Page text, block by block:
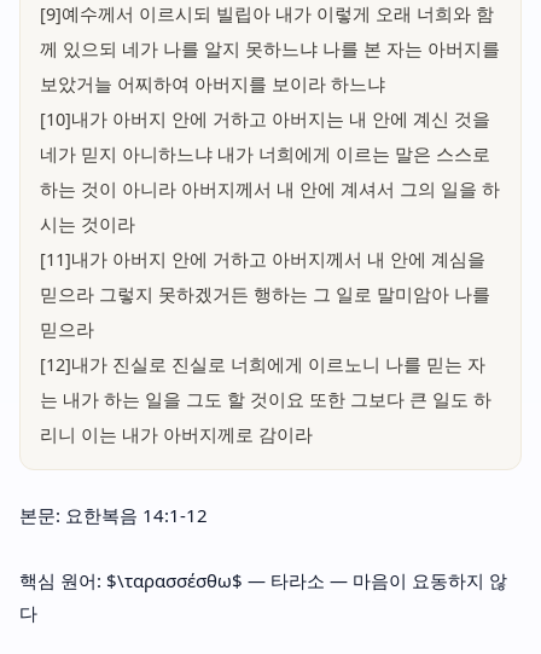
[9]예수께서 이르시되 빌립아 내가 이렇게 오래 너희와 함
께 있으되 네가 나를 알지 못하느냐 나를 본 자는 아버지를
보았거늘 어찌하여 아버지를 보이라 하느냐
[10]내가 아버지 안에 거하고 아버지는 내 안에 계신 것을
네가 믿지 아니하느냐 내가 너희에게 이르는 말은 스스로
하는 것이 아니라 아버지께서 내 안에 계셔서 그의 일을 하
시는 것이라
[11]내가 아버지 안에 거하고 아버지께서 내 안에 계심을
믿으라 그렇지 못하겠거든 행하는 그 일로 말미암아 나를
믿으라
[12]내가 진실로 진실로 너희에게 이르노니 나를 믿는 자
는 내가 하는 일을 그도 할 것이요 또한 그보다 큰 일도 하
리니 이는 내가 아버지께로 감이라
본문: 요한복음 14:1-12
핵심 원어: $\ταρασσέσθω$ — 타라소 — 마음이 요동하지 않
다